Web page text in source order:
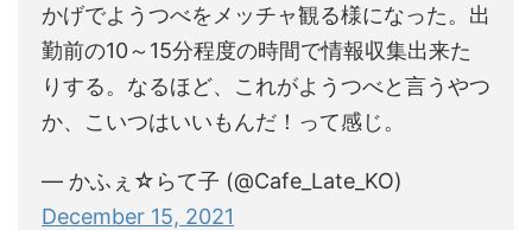
かげでようつべをメッチャ観る様になった。出
勤前の10～15分程度の時間で情報収集出来た
りする。なるほど、これがようつべと言うやつ
か、こいつはいいもんだ！って感じ。
— かふぇ☆らて子 (@Cafe_Late_KO)
December 15, 2021